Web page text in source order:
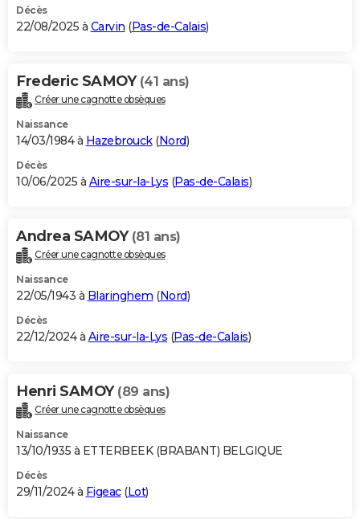
BONS PLANS
Carte de Noël
Carte Bonne année
Carte Saint-Valentin
Carte Pâques
Carte d'anniversaire
DICTIONNAIRE
Dictionnaire
Biographies
Citations
Expressions
Proverbes
PROGRAMME TV
S'inscrire
Se connecter
Lycées
Collèges
Primaires
Universités
Entreprises
Service militaire
Avis de recherche
AVIS DE DÉCÈS
Bricolage
Lifestyle
Culture
Sport
Auto
Television
Voyage
Cinema
Décès
22/08/2025 à Carvin (Pas-de-Calais)
Frederic SAMOY (41 ans)
Créer une cagnotte obsèques
Naissance
14/03/1984 à Hazebrouck(Nord)
Décès
10/06/2025 à Aire-sur-la-Lys (Pas-de-Calais)
Andrea SAMOY (81 ans)
Créer une cagnotte obsèques
Naissance
22/05/1943 à Blaringhem (Nord)
Décès
22/12/2024 à Aire-sur-la-Lys (Pas-de-Calais)
Henri SAMOY (89 ans)
Créer une cagnotte obsèques
Naissance
13/10/1935 à ETTERBEEK (BRABANT) BELGIQUE
Décès
29/11/2024 à Figeac(Lot)